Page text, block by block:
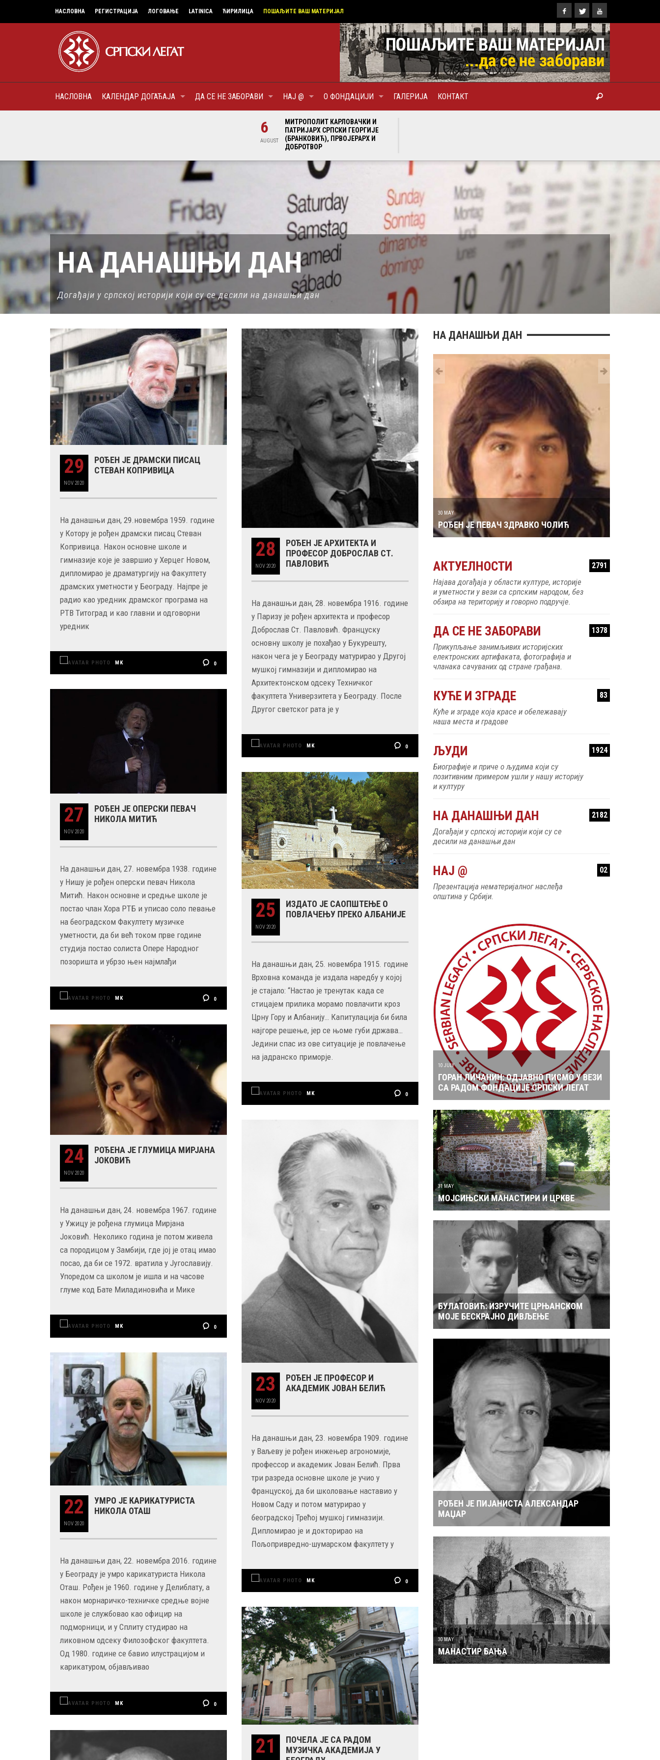
НАСЛОВНА РЕГИСТРАЦИЈА ЛОГОВАЊЕ LATINICA ЋИРИЛИЦА ПОШАЉИТЕ ВАШ МАТЕРИЈАЛ
НАСЛОВНА КАЛЕНДАР ДОГАЂАЈА ДА СЕ НЕ ЗАБОРАВИ НАЈ @ О ФОНДАЦИЈИ ГАЛЕРИЈА КОНТАКТ
6
AUGUST
МИТРОПОЛИТ КАРЛОВАЧКИ И
ПАТРИЈАРХ СРПСКИ ГЕОРГИЈЕ
(БРАНКОВИЋ), ПРВОЈЕРАРХ И
ДОБРОТВОР
НА ДАНАШЊИ ДАН
Догађаји у српској историји који су се десили на данашњи дан
29
NOV 2020
РОЂЕН ЈЕ ДРАМСКИ ПИСАЦ
СТЕВАН КОПРИВИЦА
На данашњи дан, 29.новембра 1959. године
у Котору је рођен драмски писац Стеван
Копривица. Након основне школе и
гимназије које је завршио у Херцег Новом,
дипломирао је драматургију на Факултету
драмских уметности у Београду. Најпре је
радио као уредник драмског програма на
РТВ Титоград и као главни и одговорни
уредник
MK 0
28
NOV 2020
РОЂЕН ЈЕ АРХИТЕКТА И
ПРОФЕСОР ДОБРОСЛАВ СТ.
ПАВЛОВИЋ
На данашњи дан, 28. новембра 1916. године
у Паризу је рођен архитекта и професор
Доброслав Ст. Павловић. Француску
основну школу је похађао у Букурешту,
након чега је у Београду матурирао у Другој
мушкој гимназији и дипломирао на
Архитектонском одсеку Техничког
факултета Универзитета у Београду. После
Другог светског рата је у
MK 0
27
NOV 2020
РОЂЕН ЈЕ ОПЕРСКИ ПЕВАЧ
НИКОЛА МИТИЋ
На данашњи дан, 27. новембра 1938. године
у Нишу је рођен оперски певач Никола
Митић. Након основне и средње школе је
постао члан Хора РТБ и уписао соло певање
на београдском Факултету музичке
уметности, да би већ током прве године
студија постао солиста Опере Народног
позоришта и убрзо њен најмлађи
MK 0
25
NOV 2020
ИЗДАТО ЈЕ САОПШТЕЊЕ О
ПОВЛАЧЕЊУ ПРЕКО АЛБАНИЈЕ
На данашњи дан, 25. новембра 1915. године
Врховна команда је издала наредбу у којој
је стајало: “Настао је тренутак када се
стицајем прилика морамо повлачити кроз
Црну Гору и Албанију… Капитулација би била
најгоре решење, јер се њоме губи држава…
Једини спас из ове ситуације је повлачење
на јадранско приморје.
MK 0
24
NOV 2020
РОЂЕНА ЈЕ ГЛУМИЦА МИРЈАНА
ЈОКОВИЋ
На данашњи дан, 24. новембра 1967. године
у Ужицу је рођена глумица Мирјана
Јоковић. Неколико година је потом живела
са породицом у Замбији, где јој је отац имао
посао, да би се 1972. вратила у Југославију.
Упоредом са школом је ишла и на часове
глуме код Бате Миладиновића и Мике
MK 0
23
NOV 2020
РОЂЕН ЈЕ ПРОФЕСОР И
АКАДЕМИК ЈОВАН БЕЛИЋ
На данашњи дан, 23. новембра 1909. године
у Ваљеву је рођен инжењер агрономије,
профессор и академик Јован Белић. Прва
три разреда основне школе је учио у
Француској, да би школовање наставио у
Новом Саду и потом матурирао у
београдској Трећој мушкој гимназији.
Дипломирао је и докторирао на
Пољопривредно-шумарском факултету у
MK 0
22
NOV 2020
УМРО ЈЕ КАРИКАТУРИСТА
НИКОЛА ОТАШ
На данашњи дан, 22. новембра 2016. године
у Београду је умро карикатуриста Никола
Оташ. Рођен је 1960. године у Делиблату, а
након морнаричко-техничке средње војне
школе је службовао као официр на
подморници, и у Сплиту студирао на
ликовном одсеку Филозофског факултета.
Од 1980. године се бавио илустрацијом и
карикатуром, објављивао
MK 0
21
ПОЧЕЛА ЈЕ СА РАДОМ
МУЗИЧКА АКАДЕМИЈА У
НА ДАНАШЊИ ДАН
29 MAY
РОЂЕН ЈЕ ГЛУМАЦ МИЛУТИН МИЋА ТАТИЋ
РОЂЕН ЈЕ ПИЈАНИСТА АЛЕКСАНДАР
МАЏАР
30 MAY
РОЂЕН ЈЕ ПЕВАЧ ЗДРАВКО ЧОЛИЋ
АКТУЕЛНОСТИ 2791
Најава догађаја у области културе, историје
и уметности у вези са српским народом, без
обзира на територију и говорно подручје.
ДА СЕ НЕ ЗАБОРАВИ 1378
Прикупљање занимљивих историјских
електронских артифаката, фотографија и
чланака сачуваних од стране грађана.
КУЋЕ И ЗГРАДЕ 83
Куће и зграде која красе и обележавају
наша места и градове
ЉУДИ 1924
Биографије и приче о људима који су
позитивним примером ушли у нашу историју
и културу
НА ДАНАШЊИ ДАН 2182
Догађаји у српској историји који су се
десили на данашњи дан
НАЈ @ 02
Презентација нематеријалног наслеђа
општина у Србији.
10 JULY
ГОРАН ЛИЧАНИН: ОДЈАВНО ПИСМО У ВЕЗИ
СА РАДОМ ФОНДАЦИЈЕ СРПСКИ ЛЕГАТ
31 MAY
МОЈСИЊСКИ МАНАСТИРИ И ЦРКВЕ
БУЛАТОВИЋ: ИЗРУЧИТЕ ЦРЊАНСКОМ
МОЈЕ БЕСКРАЈНО ДИВЉЕЊЕ
РОЂЕН ЈЕ ПИЈАНИСТА АЛЕКСАНДАР
МАЏАР
30 MAY
МАНАСТИР БАЊА